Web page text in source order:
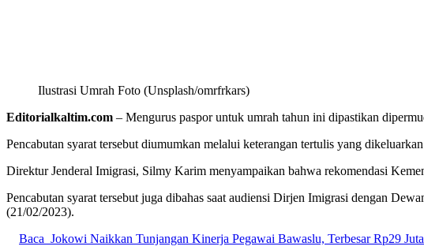
Ilustrasi Umrah Foto (Unsplash/omrfrkars)
Editorialkaltim.com – Mengurus paspor untuk umrah tahun ini dipastikan
Pencabutan syarat tersebut diumumkan melalui keterangan tertulis yang
Direktur Jenderal Imigrasi, Silmy Karim menyampaikan bahwa rekomendasi
Pencabutan syarat tersebut juga dibahas saat audiensi Dirjen Imigrasi dengan
(21/02/2023).
Baca Jokowi Naikkan Tunjangan Kinerja Pegawai Bawaslu, Terbesar Rp29 Juta